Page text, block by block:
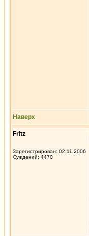
Наверх
Fritz
Зарегистрирован: 02.11.2006
Суждений: 4470